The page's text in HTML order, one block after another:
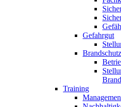
Gefahrgut
Training